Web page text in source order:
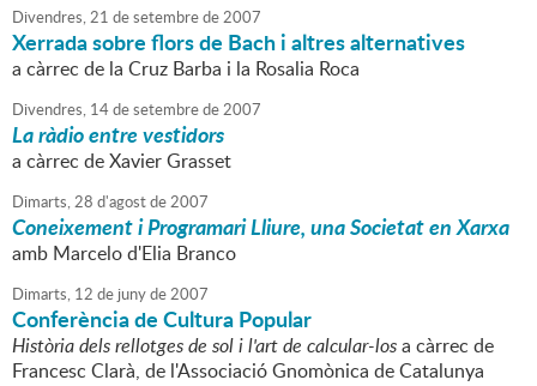
Divendres,21 desetembrede2007
Xerrada sobre flors de Bach i altres alternatives
a càrrec de la Cruz Barba i la Rosalia Roca
Divendres, 14desetembrede2007
La ràdio entre vestidors
a càrrec de Xavier Grasset
Dimarts,28 d'agostde2007
Coneixement i Programari Lliure, una Societat en Xarxa
amb Marcelo d'Elia Branco
Dimarts, 12 de junyde2007
Conferència de Cultura Popular
Història dels rellotges de sol i l'art de calcular-losa càrrec de
Francesc Clarà, de l'Associació Gnomònica de Catalunya